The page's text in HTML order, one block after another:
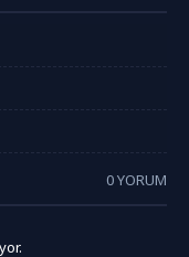
0 YORUM